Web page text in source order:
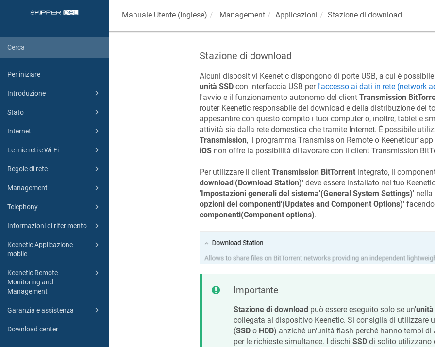
Per iniziare
Introduzione
Stato
Internet
Le mie reti e Wi-Fi
Regole di rete
Management
Telephony
Informazioni di riferimento
Keenetic Applicazione
mobile
Keenetic Remote
Monitoring and
Management
Garanzia e assistenza
Download center
Manuale Utente (Inglese) Management Applicazioni Stazione di download
Stazione di download
Alcuni dispositivi Keeneticdispongono di porte USB, a cui è
unità SSDcon interfaccia USB per l'accesso ai dati in rete (network
l'avvio e il funzionamento autonomo del client Transmission
router Keeneticresponsabile del download e della distribuzione dei
appesantire con questo compito i tuoi computer o, inoltre, tablet e
attività sia dalla rete domestica che tramite Internet. È possibile
Transmission, il programma Transmission Remote o Keenetic
iOSnon offre la possibilità di lavorare con il client Transmission
Per utilizzare il client Transmission BitTorrentintegrato, il
download'(Download Station)' deve essere installato nel tuo Keenetic
' Impostazioni generali del sistema'(General System Settings)' nella
opzioni dei componenti'(Updates and Component Options)'
componenti(Component options).
Importante
Stazione di download può essere eseguito solo se un'unità
collegata al dispositivo Keenetic. Si consiglia di utilizzare
(SSDo HDD) anziché un'unità flash perché hanno tempi di
per le richieste simultanee. I dischi SSDdi solito utilizzano